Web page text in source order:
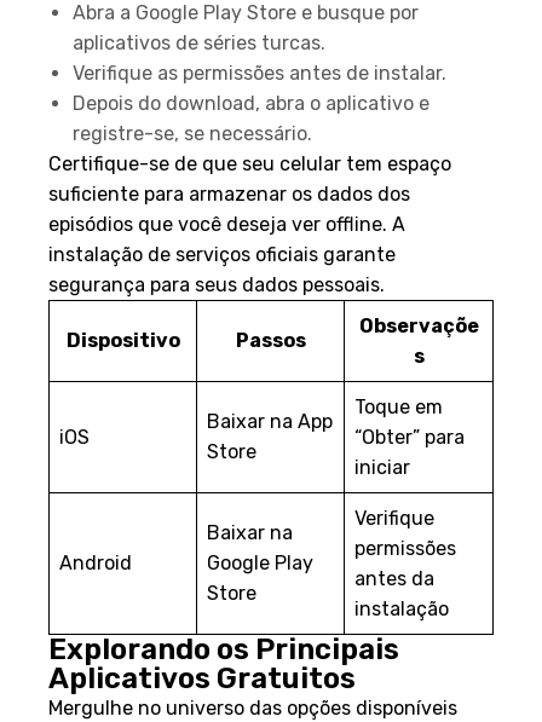
Abra a Google Play Store e busque por
aplicativos de séries turcas.
Verifique as permissões antes de instalar.
Depois do download, abra o aplicativo e
registre-se, se necessário.
Certifique-se de que seu celular tem espaço
suficiente para armazenar os dados dos
episódios que você deseja ver offline. A
instalação de serviços oficiais garante
segurança para seus dados pessoais.
Dispositivo Passos
Observaçõe
s
iOS
Baixar na App
Store
Toque em
“Obter” para
iniciar
Android
Baixar na
Google Play
Store
Verifique
permissões
antes da
instalação
Explorando os Principais
Aplicativos Gratuitos
Mergulhe no universo das opções disponíveis